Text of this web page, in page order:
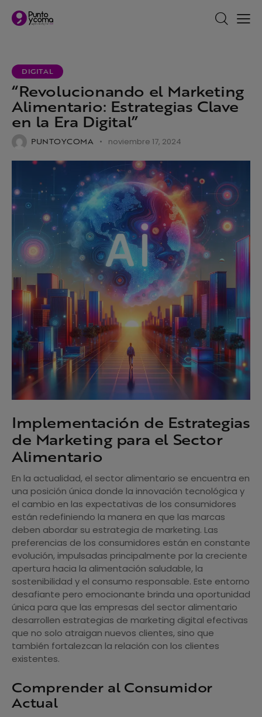
DIGITAL
“Revolucionando el Marketing
Alimentario: Estrategias Clave
en la Era Digital”
PUNTOYCOMA noviembre 17, 2024
Implementación de Estrategias
de Marketing para el Sector
Alimentario
En la actualidad, el sector alimentario se encuentra en
una posición única donde la innovación tecnológica y
el cambio en las expectativas de los consumidores
están redefiniendo la manera en que las marcas
deben abordar su estrategia de marketing. Las
preferencias de los consumidores están en constante
evolución, impulsadas principalmente por la creciente
apertura hacia la alimentación saludable, la
sostenibilidad y el consumo responsable. Este entorno
desafiante pero emocionante brinda una oportunidad
única para que las empresas del sector alimentario
desarrollen estrategias de marketing digital efectivas
que no solo atraigan nuevos clientes, sino que
también fortalezcan la relación con los clientes
existentes.
Comprender al Consumidor
Actual